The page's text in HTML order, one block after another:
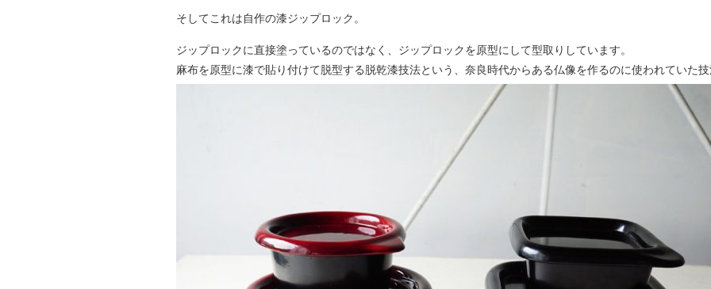
そしてこれは自作の漆ジップロック。
ジップロックに直接塗っているのではなく、ジップロックを原型にして型取りしています。
麻布を原型に漆で貼り付けて脱型する脱乾漆技法という、奈良時代からある仏像を作るのに使われていた